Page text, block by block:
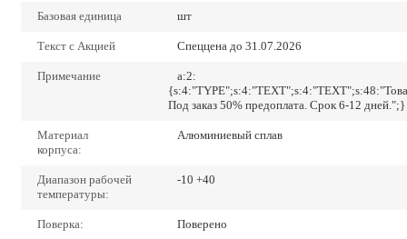
Базовая единица шт
Текст с Акцией Спеццена до 31.07.2026
Примечание
a:2:
Под заказ 50% предоплата. Срок 6-12 дней.";}
Материал
корпуса:
Алюминиевый сплав
Диапазон рабочей
температуры:
-10 +40
Поверка: Поверено